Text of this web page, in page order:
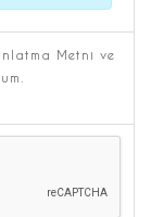
Metni ve